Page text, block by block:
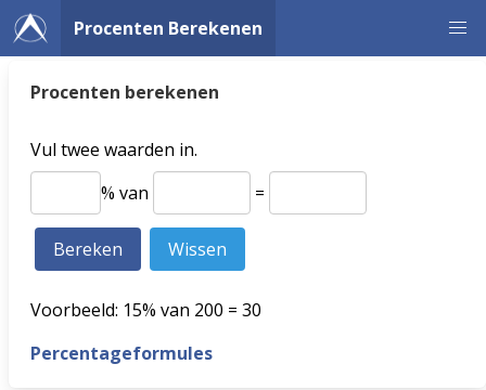
Procenten Berekenen
Procenten berekenen
Vul twee waarden in.
% van
=
Voorbeeld: 15% van 200 = 30
Percentageformules